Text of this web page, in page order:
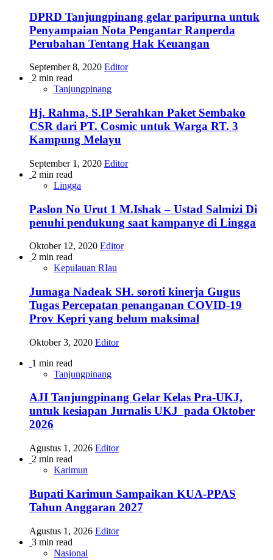
DPRD Tanjungpinang gelar paripurna untuk
Penyampaian Nota Pengantar Ranperda
Perubahan Tentang Hak Keuangan
September 8, 2020 Editor
2 min read
Tanjungpinang
Hj. Rahma, S.IP Serahkan Paket Sembako
CSR dari PT. Cosmic untuk Warga RT. 3
Kampung Melayu
September 1, 2020 Editor
2 min read
Lingga
Paslon No Urut 1 M.Ishak – Ustad Salmizi Di
penuhi pendukung saat kampanye di Lingga
Oktober 12, 2020 Editor
2 min read
Kepulauan RIau
Jumaga Nadeak SH. soroti kinerja Gugus
Tugas Percepatan penanganan COVID-19
Prov Kepri yang belum maksimal
Oktober 3, 2020 Editor
1 min read
Tanjungpinang
AJI Tanjungpinang Gelar Kelas Pra-UKJ,
untuk kesiapan Jurnalis UKJ pada Oktober
2026
Agustus 1, 2026 Editor
2 min read
Karimun
Bupati Karimun Sampaikan KUA-PPAS
Tahun Anggaran 2027
Agustus 1, 2026 Editor
3 min read
Nasional